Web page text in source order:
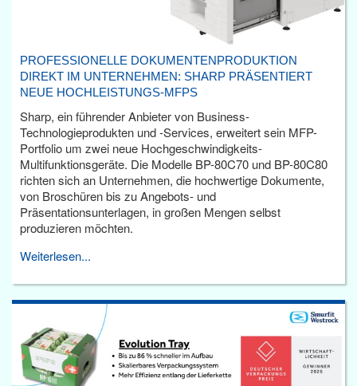
PROFESSIONELLE DOKUMENTENPRODUKTION
DIREKT IM UNTERNEHMEN: SHARP PRÄSENTIERT
NEUE HOCHLEISTUNGS-MFPS
Sharp, ein führender Anbieter von Business-
Technologieprodukten und -Services, erweitert sein MFP-
Portfolio um zwei neue Hochgeschwindigkeits-
Multifunktionsgeräte. Die Modelle BP-80C70 und BP-80C80
richten sich an Unternehmen, die hochwertige Dokumente,
von Broschüren bis zu Angebots- und
Präsentationsunterlagen, in großen Mengen selbst
produzieren möchten.
Weiterlesen...